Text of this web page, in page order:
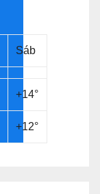
Sáb
+14°
+12°